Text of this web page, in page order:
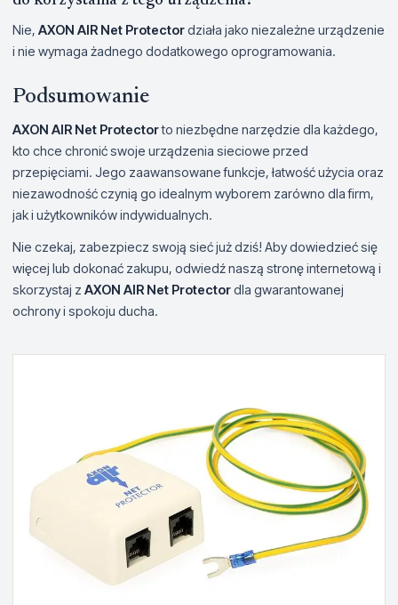
Nie, AXON AIR Net Protectordziała jako niezależne urządzenie
i nie wymaga żadnego dodatkowego oprogramowania.
Podsumowanie
AXON AIR Net Protectorto niezbędne narzędzie dla każdego,
kto chce chronić swoje urządzenia sieciowe przed
przepięciami. Jego zaawansowane funkcje, łatwość użycia oraz
niezawodność czynią go idealnym wyborem zarówno dla firm,
jak i użytkowników indywidualnych.
Nie czekaj, zabezpiecz swoją sieć już dziś! Aby dowiedzieć się
więcej lub dokonać zakupu, odwiedź naszą stronę internetową i
skorzystaj z AXON AIR Net Protectordla gwarantowanej
ochrony i spokoju ducha.